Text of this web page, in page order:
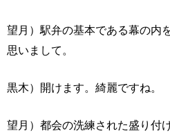
望月）駅弁の基本である幕の内
思いまして。
黒木）開けます。綺麗ですね。
望月）都会の洗練された盛り付